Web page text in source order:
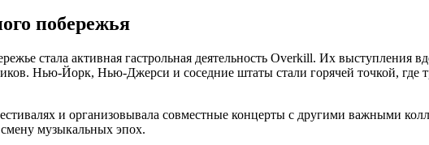
побережья
стала активная гастрольная деятельность Overkill. Их выступления
Нью-Йорк, Нью-Джерси и соседние штаты стали горячей точкой, где
и организовывала совместные концерты с другими важными
музыкальных эпох.